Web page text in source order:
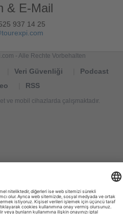
& E-Mail
937 14 25
- Alle Rechte Vorbehalten
Veri Güvenliği
Podcast
RSS
ve mobil cihazlarda çalışmaktadır.